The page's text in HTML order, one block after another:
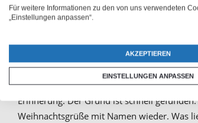
Alle Jahre wieder rückt der 24. Dezember
verkehrt und das Motto „Einfach, aber
Erinnerung. Der Grund ist schnell
Weihnachtsgrüße mit Namen wieder. Was
Für weitere Informationen zu den von uns verwendeten
„Einstellungen anpassen“.
AKZEPTIEREN
EINSTELLUNGEN ANPASSEN